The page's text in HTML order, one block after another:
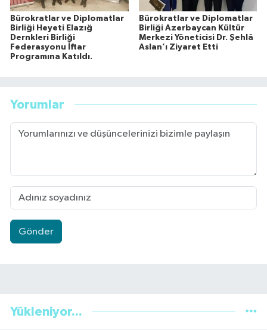
Bürokratlar ve Diplomatlar
Birliği Heyeti Elazığ
Dernkleri Birliği
Federasyonu İftar
Programına Katıldı.
Bürokratlar ve Diplomatlar
Birliği Azerbaycan Kültür
Merkezi Yöneticisi Dr. Şehlâ
Aslan’ı Ziyaret Etti
Yorumlar
Gönder
Yükleniyor...